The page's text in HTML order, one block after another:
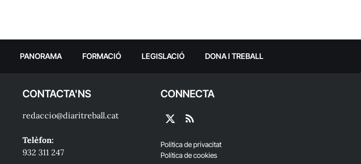
PANORAMA FORMACIÓ LEGISLACIÓ DONA I TREBALL
CONTACTA'NS
redaccio@diaritreball.cat
Telèfon:
932 311 247
CONNECTA
X
RSS
Política de privacitat
Política de cookies